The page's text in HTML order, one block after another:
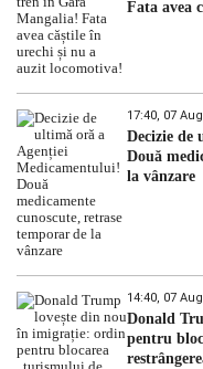
Fata avea
17:40, 07
Decizie de
Două
la vânzare
14:40, 07
Donald
pentru